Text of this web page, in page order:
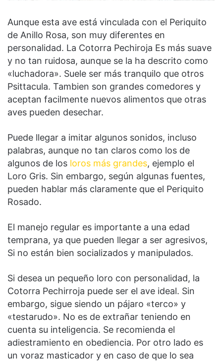
Aunque esta ave está vinculada con el Periquito
de Anillo Rosa, son muy diferentes en
personalidad. La Cotorra Pechiroja Es más suave
y no tan ruidosa, aunque se la ha descrito como
«luchadora». Suele ser más tranquilo que otros
Psittacula. Tambien son grandes comedores y
aceptan facilmente nuevos alimentos que otras
aves pueden desechar.
Puede llegar a imitar algunos sonidos, incluso
palabras, aunque no tan claros como los de
algunos de los loros más grandes, ejemplo el
Loro Gris. Sin embargo, según algunas fuentes,
pueden hablar más claramente que el Periquito
Rosado.
El manejo regular es importante a una edad
temprana, ya que pueden llegar a ser agresivos,
Si no están bien socializados y manipulados.
Si desea un pequeño loro con personalidad, la
Cotorra Pechirroja puede ser el ave ideal. Sin
embargo, sigue siendo un pájaro «terco» y
«testarudo». No es de extrañar teniendo en
cuenta su inteligencia. Se recomienda el
adiestramiento en obediencia. Por otro lado es
un voraz masticador y en caso de que lo sea